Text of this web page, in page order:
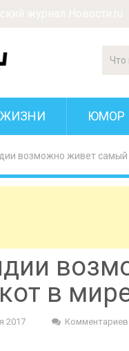
ЮМОР
возможно живет самый
в
2017